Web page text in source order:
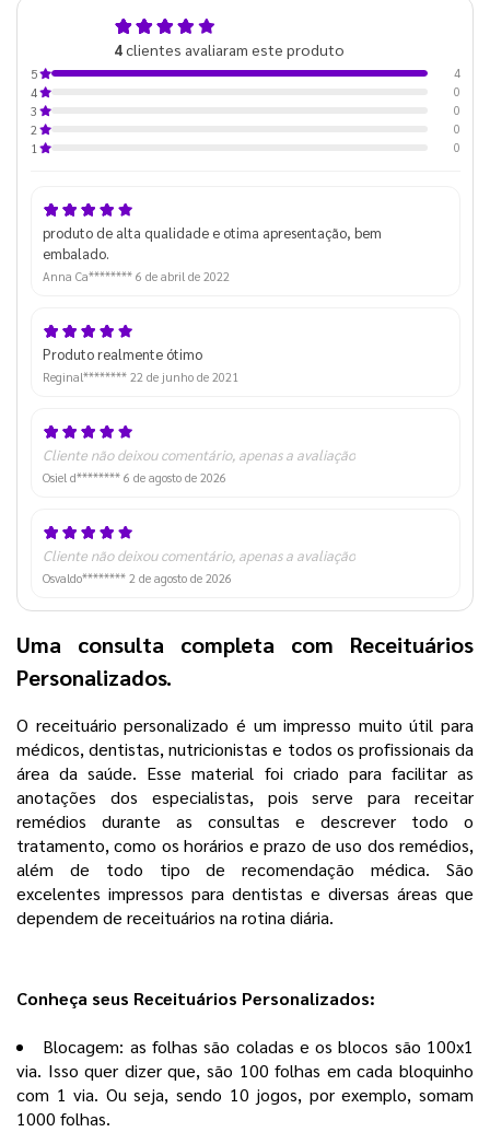
4clientes avaliaram este produto
5
4
4
0
3
0
2
0
1
0
produto de alta qualidade e otima apresentação, bem
embalado.
Anna Ca******** 6 de abril de 2022
Produto realmente ótimo
Reginal******** 22 de junho de 2021
Cliente não deixou comentário, apenas a avaliação
Osiel d******** 6 de agosto de 2026
Cliente não deixou comentário, apenas a avaliação
Osvaldo******** 2 de agosto de 2026
Uma consulta completa com Receituários
Personalizados.
O receituário personalizado é um impresso muito útil para
médicos, dentistas, nutricionistas e todos os profissionais da
área da saúde. Esse material foi criado para facilitar as
anotações dos especialistas, pois serve para receitar
remédios durante as consultas e descrever todo o
tratamento, como os horários e prazo de uso dos remédios,
além de todo tipo de recomendação médica. São
excelentes impressos para dentistas e diversas áreas que
dependem de receituários na rotina diária.
Conheça seus Receituários Personalizados:
Blocagem: as folhas são coladas e os blocos são 100x1
via. Isso quer dizer que, são 100 folhas em cada bloquinho
com 1 via. Ou seja, sendo 10 jogos, por exemplo, somam
1000 folhas.